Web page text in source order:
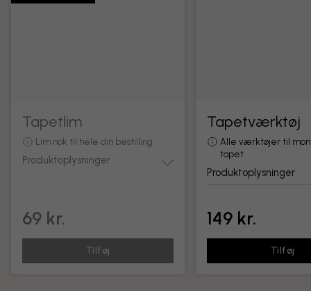
Tapetlim
Lim nok til hele din bestilling
Produktoplysninger
69 kr.
Tilføj
Tapetværktøj
Alle værktøjer til
tapet
Produktoplysninger
149 kr.
Tilføj